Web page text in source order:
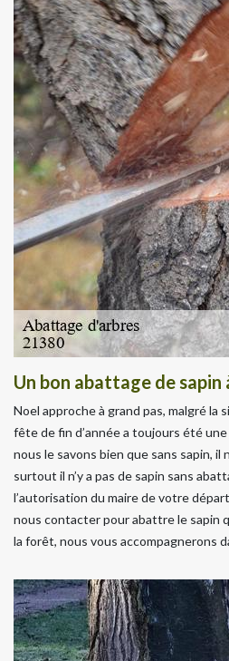
Un bon abattage de sapin
Noel approche à grand pas, malgré la
fête de fin d’année a toujours été
nous le savons bien que sans sapin, il
surtout il n’y a pas de sapin sans
l’autorisation du maire de votre
nous contacter pour abattre le sapin
la forêt, nous vous accompagnerons